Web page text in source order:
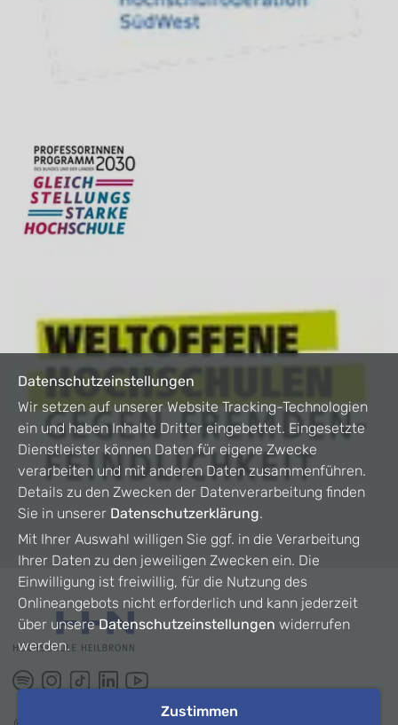
Datenschutzeinstellungen
Wir setzen auf unserer Website Tracking-Technologien
ein und haben Inhalte Dritter eingebettet. Eingesetzte
Dienstleister können Daten für eigene Zwecke
verarbeiten und mit anderen Daten zusammenführen.
Details zu den Zwecken der Datenverarbeitung finden
Sie in unserer Datenschutzerklärung.
Mit Ihrer Auswahl willigen Sie ggf. in die Verarbeitung
Ihrer Daten zu den jeweiligen Zwecken ein. Die
Einwilligung ist freiwillig, für die Nutzung des
Onlineangebots nicht erforderlich und kann jederzeit
über unsereDatenschutzeinstellungen widerrufen
werden.
Zustimmen